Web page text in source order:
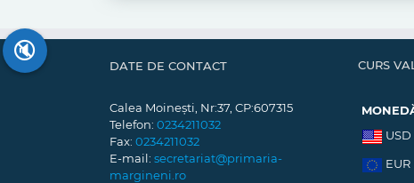
DATE DE CONTACT
Calea Moinești, Nr:37, CP:607315
Telefon: 0234211032
Fax: 0234211032
E-mail: secretariat@primaria-
margineni.ro
CURS
USD
EUR
🔇